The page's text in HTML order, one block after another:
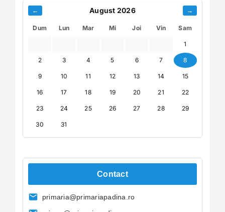
← August 2026 →
Dum Lun Mar Mi Joi Vin Sam
1
2 3 4 5 6 7 8
9 10 11 12 13 14 15
16 17 18 19 20 21 22
23 24 25 26 27 28 29
30 31
Contact
primaria@primariapadina.ro